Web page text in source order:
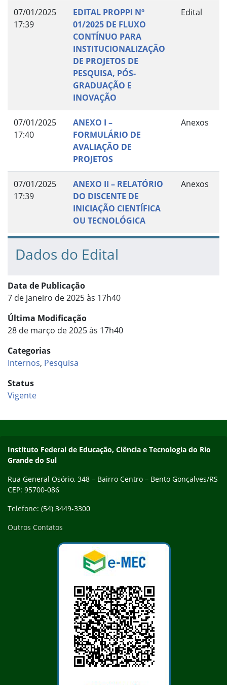
07/01/2025
17:39
EDITAL PROPPI Nº
01/2025 DE FLUXO
CONTÍNUO PARA
INSTITUCIONALIZAÇÃO
DE PROJETOS DE
PESQUISA, PÓS-
GRADUAÇÃO E
INOVAÇÃO
Edital
07/01/2025
17:40
ANEXO I –
FORMULÁRIO DE
AVALIAÇÃO DE
PROJETOS
Anexos
07/01/2025
17:39
ANEXO II – RELATÓRIO
DO DISCENTE DE
INICIAÇÃO CIENTÍFICA
OU TECNOLÓGICA
Anexos
Dados do Edital
Data de Publicação
7 de janeiro de 2025 às 17h40
Última Modificação
28 de março de 2025 às 17h40
Categorias
Internos, Pesquisa
Status
Vigente
Contato
Instituto Federal de Educação, Ciência e Tecnologia do Rio
Grande do Sul
Rua General Osório, 348 – Bairro Centro – Bento Gonçalves/RS
CEP: 95700-086
Telefone: (54) 3449-3300
Outros Contatos